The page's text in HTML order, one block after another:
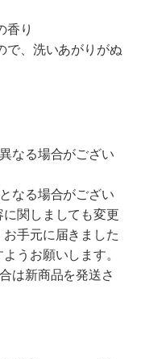
香り
、洗いあがりがぬ
なる場合がござい
なる場合がござい
関しましても変更
手元に届きました
うお願いします。
は新商品を発送さ